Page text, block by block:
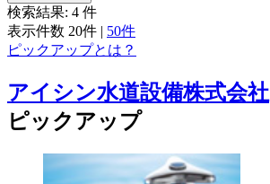
検索結果: 4 件
表示件数 20件 | 50件
ピックアップとは？
アイシン水道設備株式会社
ピックアップ